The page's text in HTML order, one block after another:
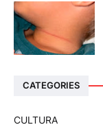
CATEGORIES
CULTURA